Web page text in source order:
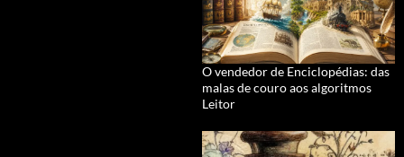
O vendedor de Enciclopédias: das
malas de couro aos algoritmos
Leitor